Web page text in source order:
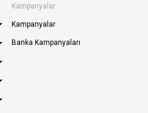
Kampanyalar
Kampanyalar
Banka Kampanyaları